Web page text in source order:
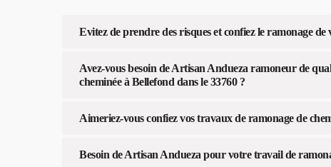
Evitez de prendre des risques et confiez le ramonage
Avez-vous besoin de Artisan Andueza ramoneur de
cheminée à Bellefond dans le 33760 ?
Aimeriez-vous confiez vos travaux de ramonage de
Besoin de Artisan Andueza pour votre travail de